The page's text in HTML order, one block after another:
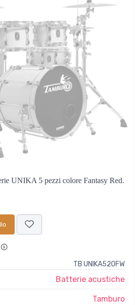
UNIKA 5 pezzi colore Fantasy Red.
TB UNIKA520FW
Batterie acustiche
Tamburo